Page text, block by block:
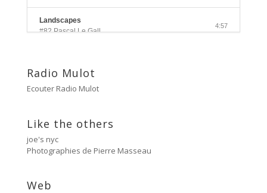
Landscapes
#82 Pascal Le Gall
4:57
#81 Ectoplasm Girls
Cancer
Untitled
#79 Untitled
Radio Mulot
Ecouter Radio Mulot
Like the others
joe's nyc
Photographies de Pierre Masseau
Web